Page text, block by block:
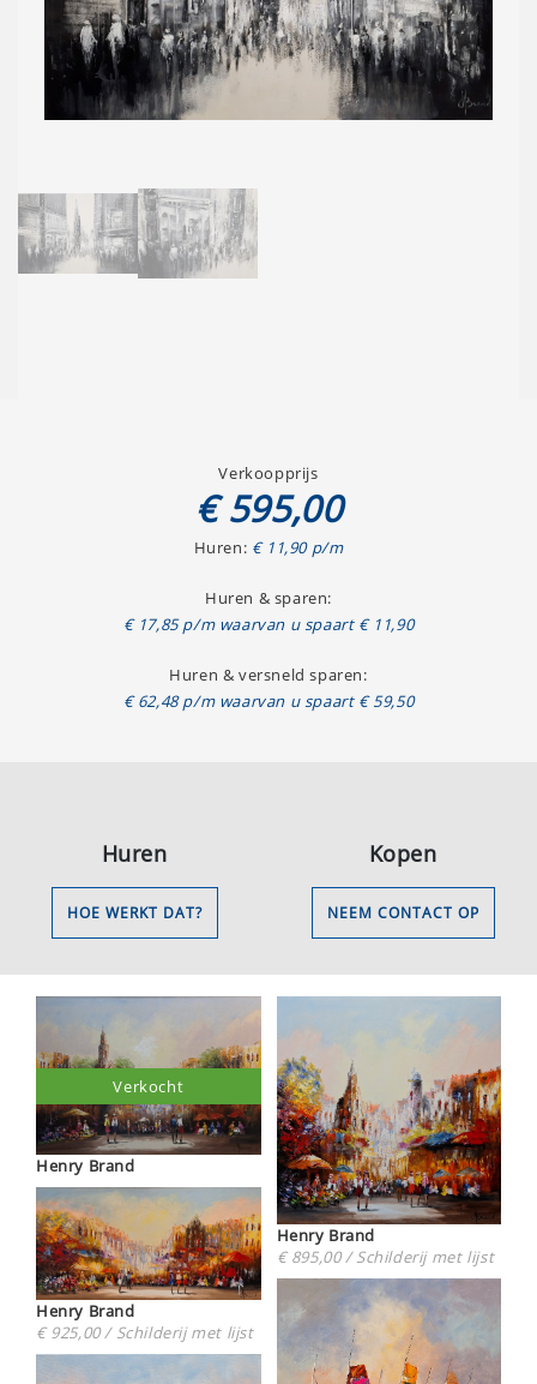
Verkoopprijs
€ 595,00
Huren: € 11,90 p/m
Huren & sparen:
€ 17,85 p/m waarvan u spaart € 11,90
Huren & versneld sparen:
€ 62,48 p/m waarvan u spaart € 59,50
Huren
HOE WERKT DAT?
Kopen
NEEM CONTACT OP
Henry Brand
Verkocht
Henry Brand
€ 925,00 / Schilderij met lijst
Henry Brand
€ 895,00 / Schilderij met lijst